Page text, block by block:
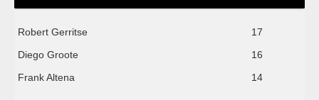
Robert Gerritse
17
Diego Groote
16
Frank Altena
14